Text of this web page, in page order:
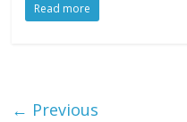
Read more
← Previous